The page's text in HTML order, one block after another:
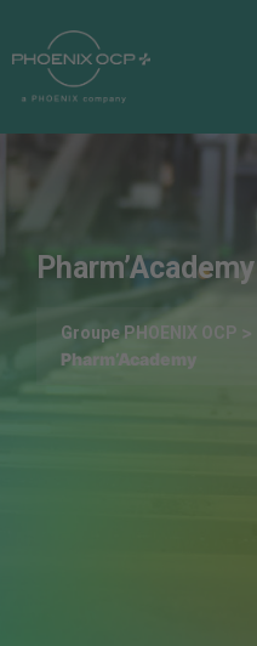
Pharm’Academy
Groupe PHOENIX OCP >
Pharm’Academy